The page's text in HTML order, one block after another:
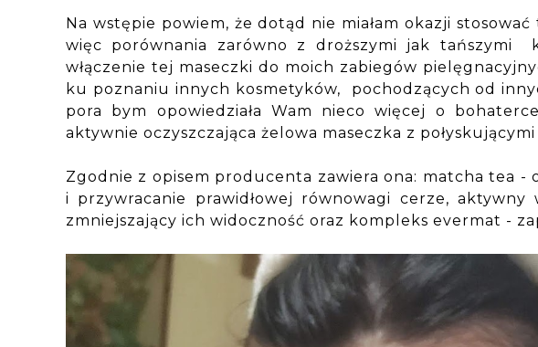
Na wstępie powiem, że dotąd nie miałam okazji
więc porównania zarówno z droższymi jak tańszymi
włączenie tej maseczki do moich zabiegów
ku poznaniu innych kosmetyków, pochodzących od
pora bym opowiedziała Wam nieco więcej o
aktywnie oczyszczająca żelowa maseczka z
Zgodnie z opisem producenta zawiera ona: matcha tea -
i przywracanie prawidłowej równowagi cerze,
zmniejszający ich widoczność oraz kompleks evermat -